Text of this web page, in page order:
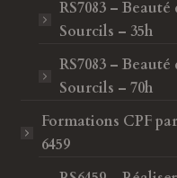
RS7083 –
Sourcils – 35h
RS7083 –
Sourcils – 70h
Formations CPF
6459